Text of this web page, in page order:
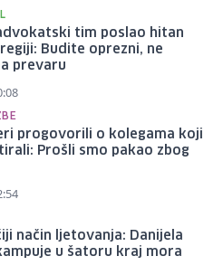
tim poslao hitan
Budite oprezni, ne
prevaru
progovorili o kolegama koji
Prošli smo pakao zbog
način ljetovanja: Danijela
u šatoru kraj mora